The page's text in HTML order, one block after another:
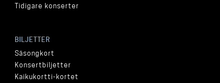
Tidigare konserter
BILJETTER
Säsongkort
Konsertbiljetter
Kaikukortti-kortet